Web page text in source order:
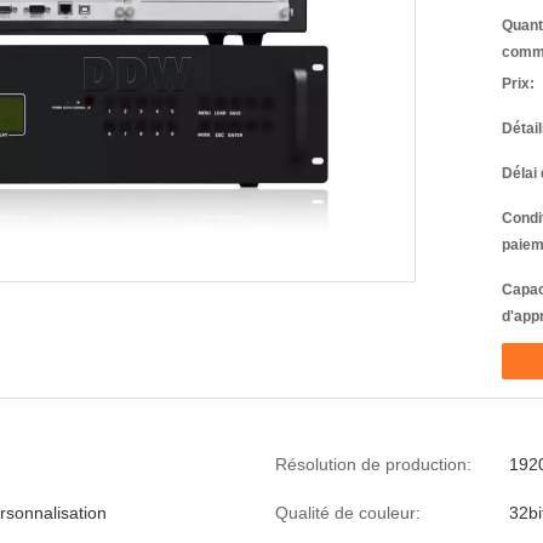
Prix:
Délai
Résolution de production:
Qualité de couleur: